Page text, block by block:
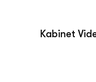
Kabinet